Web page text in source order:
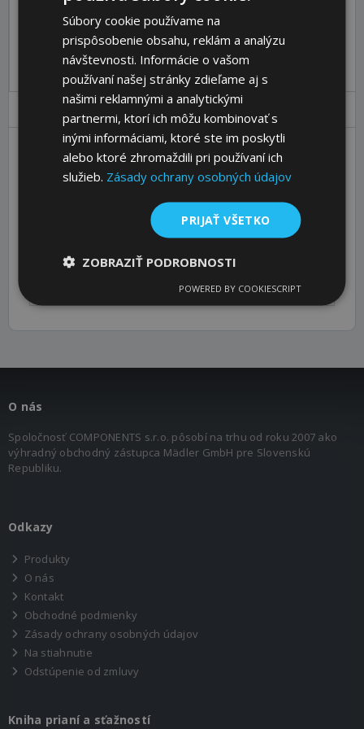
Objednávací kód:16491200
Pre pridanie produktu do košíka sa prosímprihláste
Parametre Ceny Popis
No. of Teeth
12
Weight [kg]
Passende Bordscheibe [Artikel-Nr.]
16010208
O nás
Spoločnosť COMPONENTS s.r.o. pôsobí na trhu od roku 2007 ako
výhradný obchodný zástupca Mädler GmbH pre Slovenskú
Republiku.
Odkazy
Produkty
O nás
Kontakt
Obchodné podmienky
Zásady ochrany osobných údajov
Na stiahnutie
Odstúpenie od zmluvy
Kniha prianí a sťažností
Súbory cookie používame na
prispôsobenie obsahu, reklám a analýzu
návštevnosti. Informácie o vašom
používaní našej stránky zdieľame aj s
našimi reklamnými a analytickými
partnermi, ktorí ich môžu kombinovať s
inými informáciami, ktoré ste im poskytli
alebo ktoré zhromaždili pri používaní ich
služieb. Zásady ochrany osobných údajov
PRIJAŤ VŠETKO
ZOBRAZIŤ PODROBNOSTI
POWERED BY COOKIESCRIPT